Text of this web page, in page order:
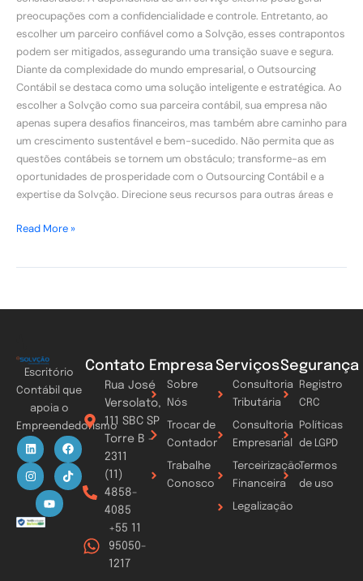
preocupações com a confidencialidade e controle. Entretanto, ao
escolher um parceiro confiável como a Solvção, esses contrapontos
podem ser mitigados, assegurando uma transição suave e segura.
Diante da complexidade do mundo empresarial, o Outsourcing
Contábil se destaca como uma solução inteligente e estratégica. Ao
escolher a Solvção como sua parceira contábil, sua empresa não
apenas supera desafios financeiros, mas também abre caminho para
um crescimento sustentável e bem-sucedido. Não permita que as
questões contábeis se tornem um obstáculo; transforme-as em
oportunidades de prosperidade com o Outsourcing Contábil e a
expertise da Solvção. Direcione seus recursos para outras áreas e
Read More »
Escritório
Contábil que
apoia o
Empreendedorismo
L
i
n
k
e
d
n
F
a
c
e
b
I
n
s
t
a
a
m
T
i
k
t
o
o
b
e
Contato
Rua José
Versolato,
111 SBC SP
Torre B -
2311
(11)
4858-
4085
+55 11
95050-
1217
Empresa
Sobre
Nós
Trocar de
Contador
Trabalhe
Conosco
Serviços
Consultoria
Tributária
Consultoria
Empresarial
Terceirização
Financeira
Legalização
Segurança
Registro
CRC
Políticas
de LGPD
Termos
de uso